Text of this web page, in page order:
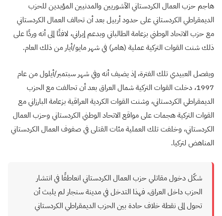
هاجم حزب العمال الكردستاني الآشوريين والمدنيين المؤيدين للحزب
الديمقراطي الكردستاني على حدود أربيل بعد أن تحالف العمال الكردستاني
مع حزب الاتحاد الوطني بزعامة الطالباني وبدعم إيراني، لافتًا إلى أنه وردًا على
ذلك شنت القوات التركية عملية (هامر) في شهر مايو/أيار من ذلك العام.
ويفصل العبيدي تلك الفترة، إذ يضيف أنه وفي شهر سبتمبر/أيلول من عام
1997، دخلت القوات التركية شمال العراق بعد أن تحالفت مع الحزب
الديمقراطي الكردستاني، وشنت القوات الكردية العراقية بزعامة البارزاني مع
القوات التركية هجمات على مواقع الاتحاد الوطني الكردستاني وحزب العمال
الكردستاني، وخلفت تلك العملية مئات القتلى في صفوف العمال الكردستاني
المناهض لتركيا.
شكّل دخول مقاتلي حزب العمال الكردستاني انعاطفًا في انتشار
الحزب داخل العراق، فهذا التدخل في مدينة سنجار لم يلبث أن
تحول إلى نقطة خلاف حادة بين الحزب الديمقراطي الكردستاني